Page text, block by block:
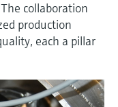
collaboration
production
each a pillar